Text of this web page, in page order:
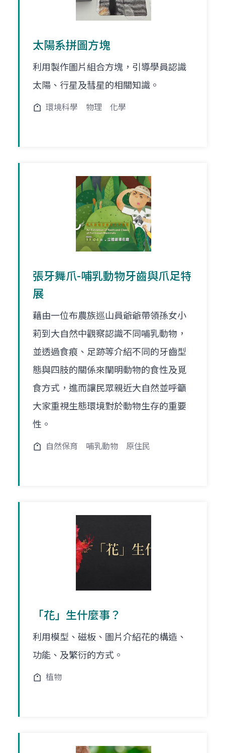
太陽系拼圖方塊
利用製作圖片組合方塊，引導學員認識
太陽、行星及彗星的相關知識。
環境科學 物理 化學
張牙舞爪-哺乳動物牙齒與爪足特
展
藉由一位布農族巡山員爺爺帶領孫女小
莉到大自然中觀察認識不同哺乳動物，
並透過食痕、足跡等介紹不同的牙齒型
態與四肢的關係來闡明動物的食性及覓
食方式，進而讓民眾親近大自然並呼籲
大家重視生態環境對於動物生存的重要
性。
自然保育 哺乳動物 原住民
「花」生什麼事？
利用模型、磁板、圖片介紹花的構造、
功能、及繁衍的方式。
植物